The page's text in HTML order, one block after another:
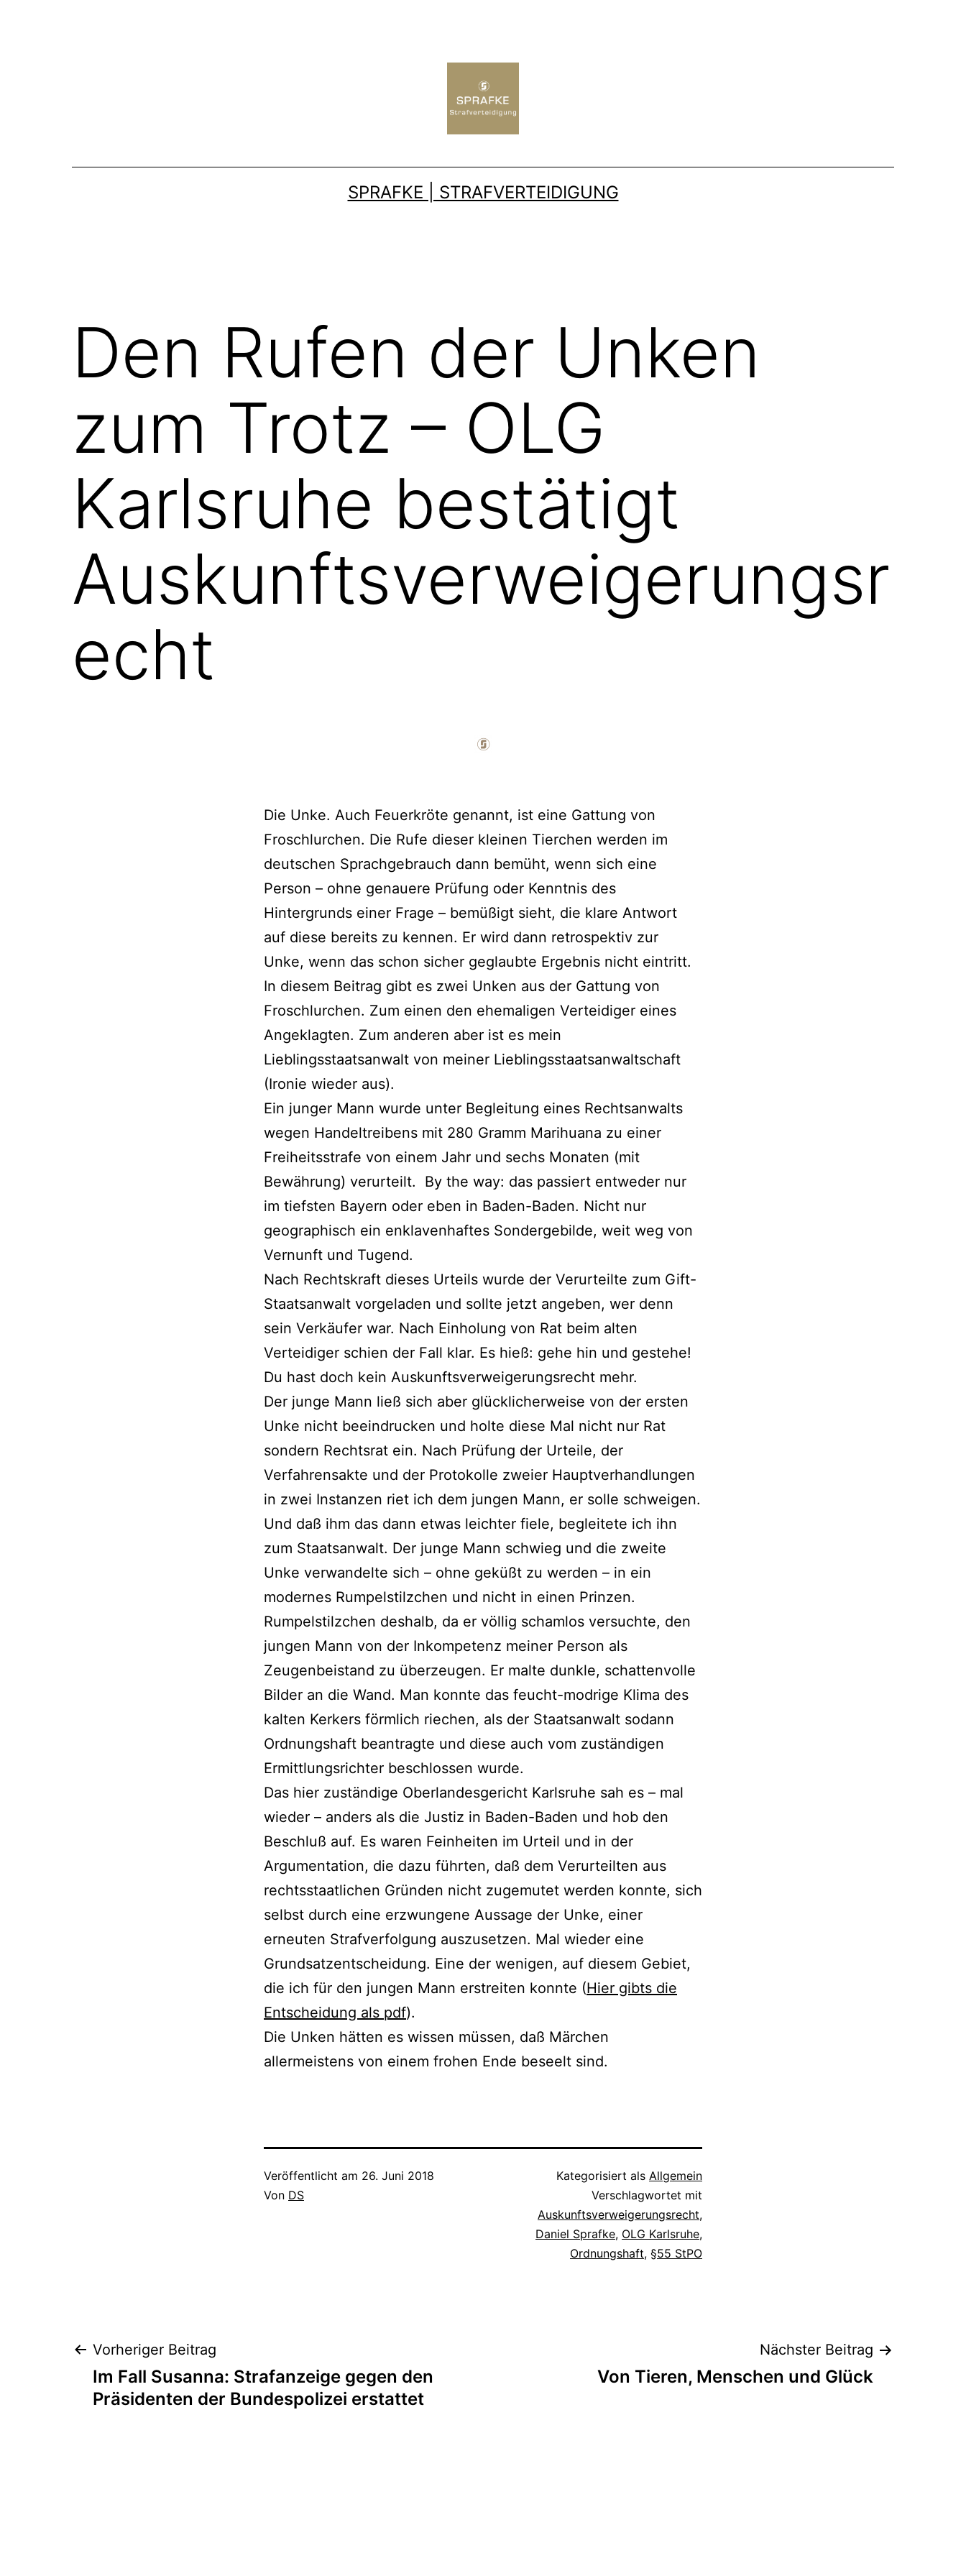
SPRAFKE | STRAFVERTEIDIGUNG
Den Rufen der Unken
zum Trotz – OLG
Karlsruhe bestätigt
Auskunftsverweigerungsr
echt
Die Unke. Auch Feuerkröte genannt, ist eine Gattung von
Froschlurchen. Die Rufe dieser kleinen Tierchen werden im
deutschen Sprachgebrauch dann bemüht, wenn sich eine
Person – ohne genauere Prüfung oder Kenntnis des
Hintergrunds einer Frage – bemüßigt sieht, die klare Antwort
auf diese bereits zu kennen. Er wird dann retrospektiv zur
Unke, wenn das schon sicher geglaubte Ergebnis nicht eintritt.
In diesem Beitrag gibt es zwei Unken aus der Gattung von
Froschlurchen. Zum einen den ehemaligen Verteidiger eines
Angeklagten. Zum anderen aber ist es mein
Lieblingsstaatsanwalt von meiner Lieblingsstaatsanwaltschaft
(Ironie wieder aus).
Ein junger Mann wurde unter Begleitung eines Rechtsanwalts
wegen Handeltreibens mit 280 Gramm Marihuana zu einer
Freiheitsstrafe von einem Jahr und sechs Monaten (mit
Bewährung) verurteilt. By the way: das passiert entweder nur
im tiefsten Bayern oder eben in Baden-Baden. Nicht nur
geographisch ein enklavenhaftes Sondergebilde, weit weg von
Vernunft und Tugend.
Nach Rechtskraft dieses Urteils wurde der Verurteilte zum Gift-
Staatsanwalt vorgeladen und sollte jetzt angeben, wer denn
sein Verkäufer war. Nach Einholung von Rat beim alten
Verteidiger schien der Fall klar. Es hieß: gehe hin und gestehe!
Du hast doch kein Auskunftsverweigerungsrecht mehr.
Der junge Mann ließ sich aber glücklicherweise von der ersten
Unke nicht beeindrucken und holte diese Mal nicht nur Rat
sondern Rechtsrat ein. Nach Prüfung der Urteile, der
Verfahrensakte und der Protokolle zweier Hauptverhandlungen
in zwei Instanzen riet ich dem jungen Mann, er solle schweigen.
Und daß ihm das dann etwas leichter fiele, begleitete ich ihn
zum Staatsanwalt. Der junge Mann schwieg und die zweite
Unke verwandelte sich – ohne geküßt zu werden – in ein
modernes Rumpelstilzchen und nicht in einen Prinzen.
Rumpelstilzchen deshalb, da er völlig schamlos versuchte, den
jungen Mann von der Inkompetenz meiner Person als
Zeugenbeistand zu überzeugen. Er malte dunkle, schattenvolle
Bilder an die Wand. Man konnte das feucht-modrige Klima des
kalten Kerkers förmlich riechen, als der Staatsanwalt sodann
Ordnungshaft beantragte und diese auch vom zuständigen
Ermittlungsrichter beschlossen wurde.
Das hier zuständige Oberlandesgericht Karlsruhe sah es – mal
wieder – anders als die Justiz in Baden-Baden und hob den
Beschluß auf. Es waren Feinheiten im Urteil und in der
Argumentation, die dazu führten, daß dem Verurteilten aus
rechtsstaatlichen Gründen nicht zugemutet werden konnte, sich
selbst durch eine erzwungene Aussage der Unke, einer
erneuten Strafverfolgung auszusetzen. Mal wieder eine
Grundsatzentscheidung. Eine der wenigen, auf diesem Gebiet,
die ich für den jungen Mann erstreiten konnte (Hier gibts die
Entscheidung als pdf).
Die Unken hätten es wissen müssen, daß Märchen
allermeistens von einem frohen Ende beseelt sind.
Veröffentlicht am 26. Juni 2018
Von DS
Kategorisiert als Allgemein
Verschlagwortet mit
Auskunftsverweigerungsrecht,
Daniel Sprafke, OLG Karlsruhe,
Ordnungshaft, §55 StPO
Vorheriger Beitrag
Im Fall Susanna: Strafanzeige gegen den
Präsidenten der Bundespolizei erstattet
Nächster Beitrag
Von Tieren, Menschen und Glück